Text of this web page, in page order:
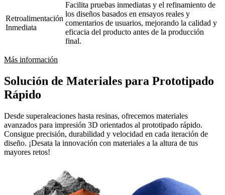
Retroalimentación
Inmediata
Facilita pruebas inmediatas y el refinamiento de
los diseños basados en ensayos reales y
comentarios de usuarios, mejorando la calidad y
eficacia del producto antes de la producción
final.
Más información
Solución de Materiales para Prototipado
Rápido
Desde superaleaciones hasta resinas, ofrecemos materiales
avanzados para impresión 3D orientados al prototipado rápido.
Consigue precisión, durabilidad y velocidad en cada iteración de
diseño. ¡Desata la innovación con materiales a la altura de tus
mayores retos!